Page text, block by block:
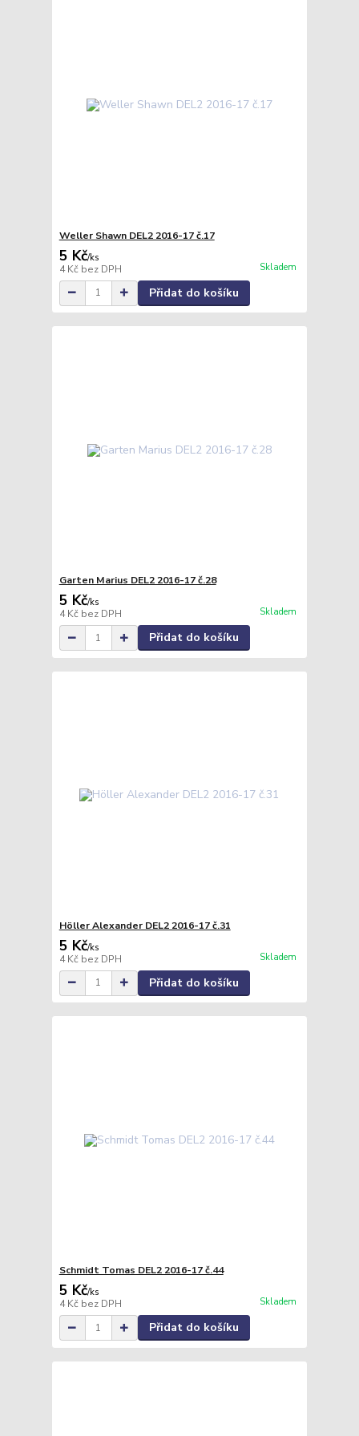
Weller Shawn DEL2 2016-17 č.17
5 Kč/ks
4 Kč bez DPH Skladem
Přidat do košíku
Garten Marius DEL2 2016-17 č.28
5 Kč/ks
4 Kč bez DPH Skladem
Přidat do košíku
Höller Alexander DEL2 2016-17 č.31
5 Kč/ks
4 Kč bez DPH Skladem
Přidat do košíku
Schmidt Tomas DEL2 2016-17 č.44
5 Kč/ks
4 Kč bez DPH Skladem
Přidat do košíku